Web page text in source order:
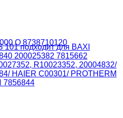
101 подходит для BAXI
200025382 7815662
R10023352, 20004832/
HAIER C00301/ PROTHERM
7856844